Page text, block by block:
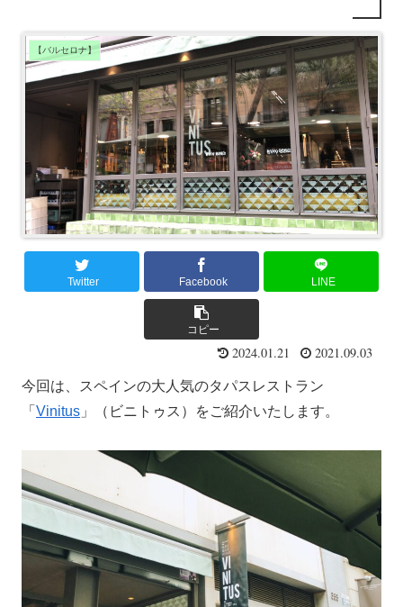
【バルセロナ】
Twitter Facebook LINE
コピー
2024.01.21 2021.09.03
今回は、スペインの大人気のタパスレストラン
「 Vinitus 」（ビニトゥス）をご紹介いたします。